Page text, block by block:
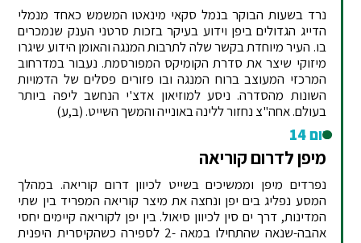
נרד בשעות הבוקר בנמל סקאי מינאטו המשמש כאחד מנמלי
הדייג הגדולים ביפן וידוע בעיקר בזכות סרטני הענק שנמכרים
בו. העיר מיוחדת בקשר שלה לתרבות המנגה והאומן הידוע שיגרו
מיזוקי שיצר את סדרת הקומיקס המפורסמת. נעבור במדרחוב
המרכזי המעוצב ברוח המנגה ובו פזורים פסלים של הדמויות
השונות מהסדרה. ניסע למוזיאון אדצ'י הנחשב ליפה ביותר
בעולם. אחה"צ נחזור ללינה באונייה והמשך השייט. (ב,ע)
יום 14
מיפן לדרום קוריאה
נפרדים מיפן וממשיכים בשייט לכיוון דרום קוריאה. במהלך
המסע נפליג בים יפן ונחצה את מיצר קוריאה המפריד בין שתי
המדינות, דרך ים סין לכיוון סיאול. בין יפן לקוריאה קיימים יחסי
אהבה-שנאה שהתחילו במאה -2 לספירה כשהקיסרית היפנית